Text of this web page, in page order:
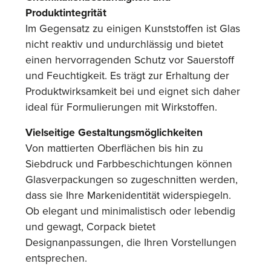
Produktintegrität
Im Gegensatz zu einigen Kunststoffen ist Glas
nicht reaktiv und undurchlässig und bietet
einen hervorragenden Schutz vor Sauerstoff
und Feuchtigkeit. Es trägt zur Erhaltung der
Produktwirksamkeit bei und eignet sich daher
ideal für Formulierungen mit Wirkstoffen.
Vielseitige Gestaltungsmöglichkeiten
Von mattierten Oberflächen bis hin zu
Siebdruck und Farbbeschichtungen können
Glasverpackungen so zugeschnitten werden,
dass sie Ihre Markenidentität widerspiegeln.
Ob elegant und minimalistisch oder lebendig
und gewagt, Corpack bietet
Designanpassungen, die Ihren Vorstellungen
entsprechen.